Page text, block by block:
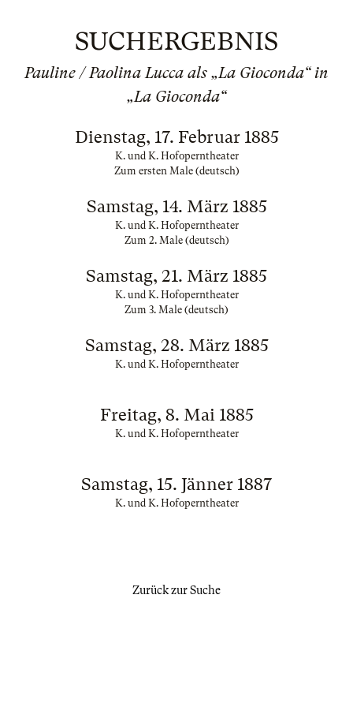
SUCHERGEBNIS
Pauline / Paolina Lucca als „La Gioconda“ in
„La Gioconda“
Dienstag, 17. Februar 1885
K. und K. Hofoperntheater
Zum ersten Male (deutsch)
Samstag, 14. März 1885
K. und K. Hofoperntheater
Zum 2. Male (deutsch)
Samstag, 21. März 1885
K. und K. Hofoperntheater
Zum 3. Male (deutsch)
Samstag, 28. März 1885
K. und K. Hofoperntheater
Freitag, 8. Mai 1885
K. und K. Hofoperntheater
Samstag, 15. Jänner 1887
K. und K. Hofoperntheater
Zurück zur Suche